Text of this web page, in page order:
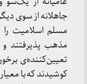
جاهلانه از سوی
مسلم اسلامیت
مذهب پذیرفتند
تعیین‌کننده‌ی
کوشیدند که با